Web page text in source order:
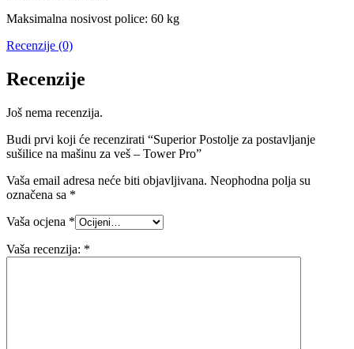
Maksimalna nosivost police: 60 kg
Recenzije (0)
Recenzije
Još nema recenzija.
Budi prvi koji će recenzirati “Superior Postolje za postavljanje
sušilice na mašinu za veš – Tower Pro”
Vaša email adresa neće biti objavljivana. Neophodna polja su
označena sa *
Vaša ocjena *
Vaša recenzija: *